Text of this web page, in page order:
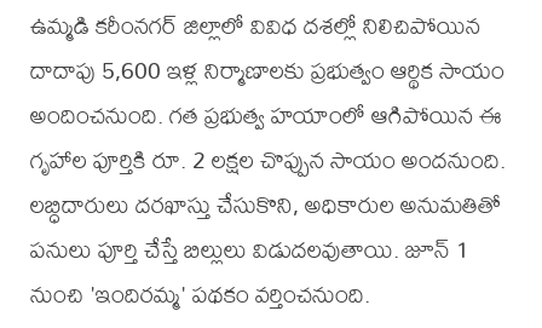
ఉమ్మడి కరీంనగర్ జిల్లాలో వివిధ దశల్లో నిలిచిపోయిన
దాదాపు 5,600 ఇళ్ల నిర్మాణాలకు ప్రభుత్వం ఆర్థిక సాయం
అందించనుంది. గత ప్రభుత్వ హయాంలో ఆగిపోయిన ఈ
గృహాల పూర్తికి రూ. 2 లక్షల చొప్పున సాయం అందనుంది.
లబ్ధిదారులు దరఖాస్తు చేసుకొని, అధికారుల అనుమతితో
పనులు పూర్తి చేస్తే బిల్లులు విడుదలవుతాయి. జూన్ 1
నుంచి 'ఇందిరమ్మ' పథకం వర్తించనుంది.